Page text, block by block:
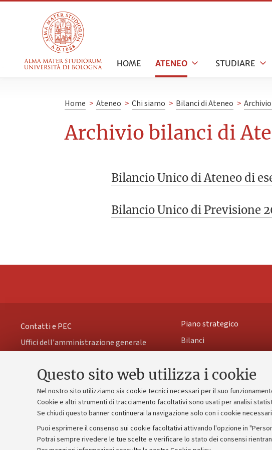
Questo sito web utilizza i cookie
Nel nostro sito utilizziamo sia cookie tecnici necessari per il suo
Cookie e altri strumenti di tracciamento facoltativi sono usati per analisi
Se chiudi questo banner continuerai la navigazione solo con i cookie
Puoi esprimere il consenso sui cookie facoltativi attivando l'opzione in
Potrai sempre rivedere le tue scelte e verificare lo stato dei consensi
HOME ATENEO STUDIARE
Home > Ateneo > Chi siamo > Bilanci di Ateneo >
Archivio bilanci di
Bilancio Unico di Ateneo di
Bilancio Unico di Previsione
Contatti e PEC
Uffici dell'amministrazione generale
Alumni community
Piano strategico
Bilanci
Merchandising - UniboStore
©Copyright 2026 - ALMA MATER STUDIORUM -